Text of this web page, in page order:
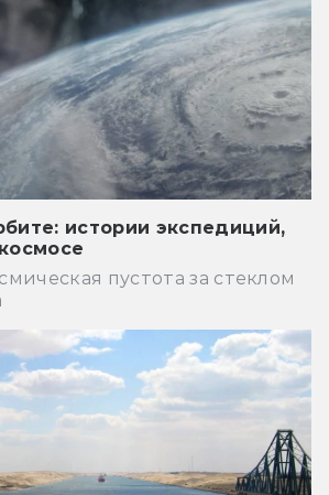
истории экспедиций,
пустота за стеклом